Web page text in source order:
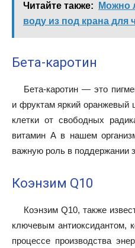
Читайте также:
Можно
воду из под крана для
Бета-каротин
Бета-каротин — это
и фруктам яркий оранжевый
клетки от свободных
витамин А в нашем
важную роль в поддержании
Коэнзим Q10
Коэнзим Q10, также
ключевым антиоксидантом,
процессе производства